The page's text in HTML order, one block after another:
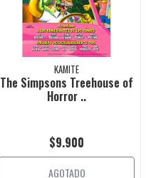
KAMITE
The Simpsons Treehouse of
Horror ..
$9.900
AGOTADO